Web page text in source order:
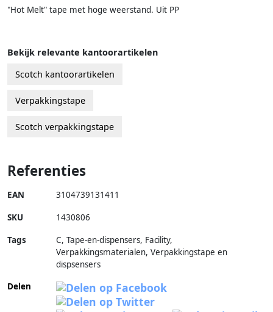
"Hot Melt" tape met hoge weerstand. Uit PP
Bekijk relevante kantoorartikelen
Scotch kantoorartikelen
Verpakkingstape
Scotch verpakkingstape
Referenties
EAN 3104739131411
SKU 1430806
Tags
C, Tape-en-dispensers, Facility,
Verpakkingsmaterialen, Verpakkingstape en
dispsensers
Delen